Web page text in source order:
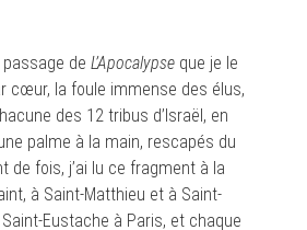
de L’Apocalypse que je le
cœur, la foule immense des élus,
des 12 tribus d’Israël, en
palme à la main, rescapés du
de fois, j’ai lu ce fragment à la
à Saint-Matthieu et à Saint-
Eustache à Paris, et chaque